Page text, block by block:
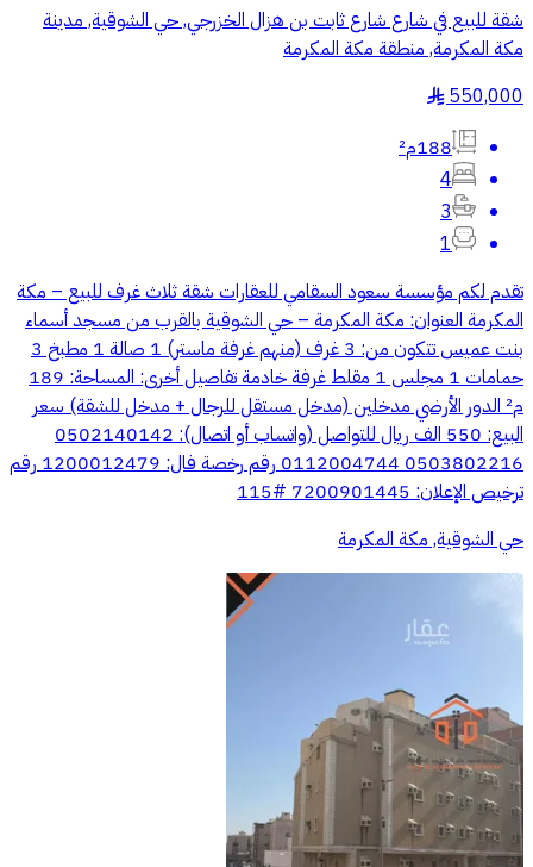
شقة للبيع في شارع شارع ثابت بن هزال الخزرجي, حي الشوقية, مدينة
مكة المكرمة, منطقة مكة المكرمة
550,000
§
188م²
4
3
1
تقدم لكم مؤسسة سعود السقامي للعقارات شقة ثلاث غرف للبيع – مكة
المكرمة العنوان: مكة المكرمة – حي الشوقية بالقرب من مسجد أسماء
بنت عميس تتكون من: 3 غرف (منهم غرفة ماستر) 1 صالة 1 مطبخ 3
حمامات 1 مجلس 1 مقلط غرفة خادمة تفاصيل أخرى: المساحة: 189
م² الدور الأرضي مدخلين (مدخل مستقل للرجال + مدخل للشقة) سعر
البيع: 550 الف ريال للتواصل (واتساب أو اتصال): 0502140142
0503802216 0112004744 رقم رخصة فال: 1200012479 رقم
ترخيص الإعلان: 7200901445 #115
حي الشوقية, مكة المكرمة